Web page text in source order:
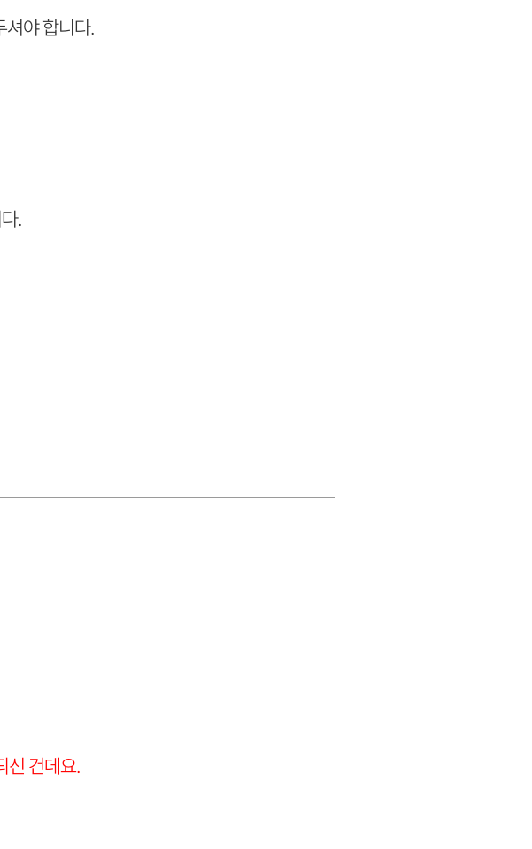
셔야 합니다.
.
신 건데요.